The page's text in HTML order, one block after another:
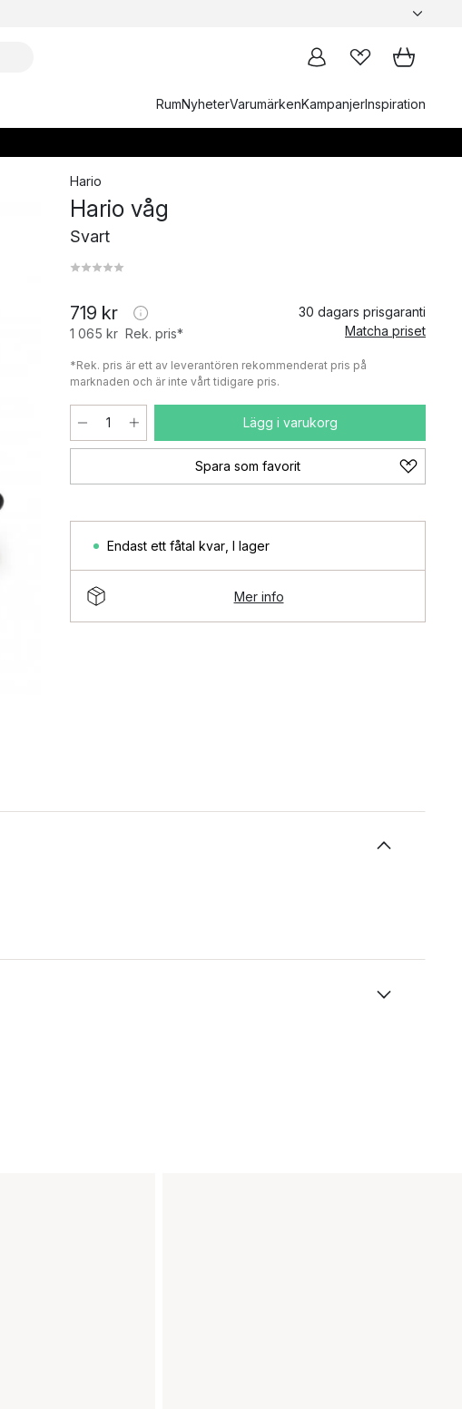
RumNyheterVarumärkenKampanjerInspiration
Hario
Hario våg
Svart
719 kr
1 065 kr Rek. pris*
30 dagars prisgaranti
Matcha priset
*Rek. pris är ett av leverantören rekommenderat pris på
marknaden och är inte vårt tidigare pris.
Lägg i varukorg
Spara som favorit
Endast ett fåtal kvar I lager
Mer info